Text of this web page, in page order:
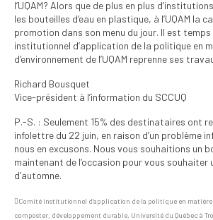
Statuts et
règlements
Politiques
Place à
l’UQAM? Alors que de plus en plus
les bouteilles d’eau en plastique, à l’UQAM la
promotion dans son menu du jour. Il est
institutionnel d’application de la politique en
d’environnement de l’UQAM reprenne ses
Richard Bousquet
Vice-président à l’information du SCCUQ
P.-S. : Seulement 15% des destinataires ont
infolettre du 22 juin, en raison d’un problème
nous en excusons. Nous vous souhaitions un
maintenant de l’occasion pour vous souhaiter
d’automne.
Comité institutionnel d’application de la politique en matière
composter, développement durable, Université du Québec à